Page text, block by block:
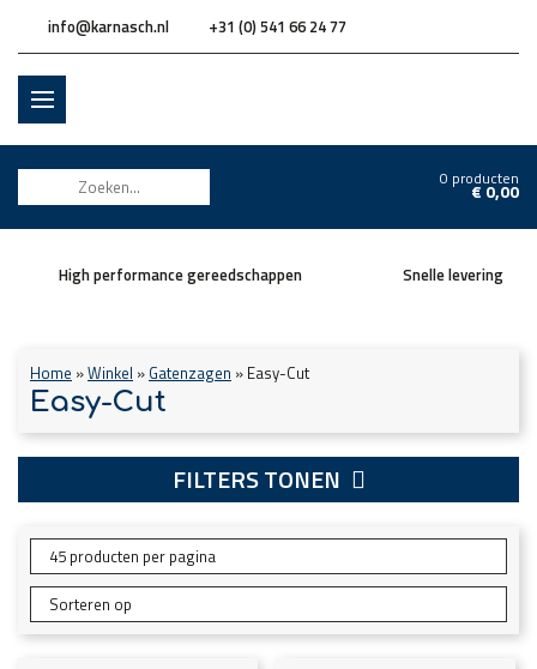
info@karnasch.nl +31 (0) 541 66 24 77
0 producten
€0,00
High performance gereedschappen Snelle levering
Home »Winkel » Gatenzagen » Easy-Cut
Easy-Cut
FILTERS TONEN